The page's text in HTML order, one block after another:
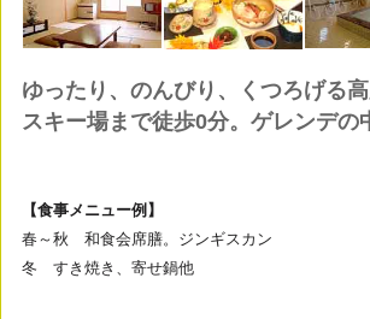
ゆったり、のんびり、くつろげる
スキー場まで徒歩0分。ゲレンデの
【食事メニュー例】
春～秋 和食会席膳。ジンギスカン
冬 すき焼き、寄せ鍋他